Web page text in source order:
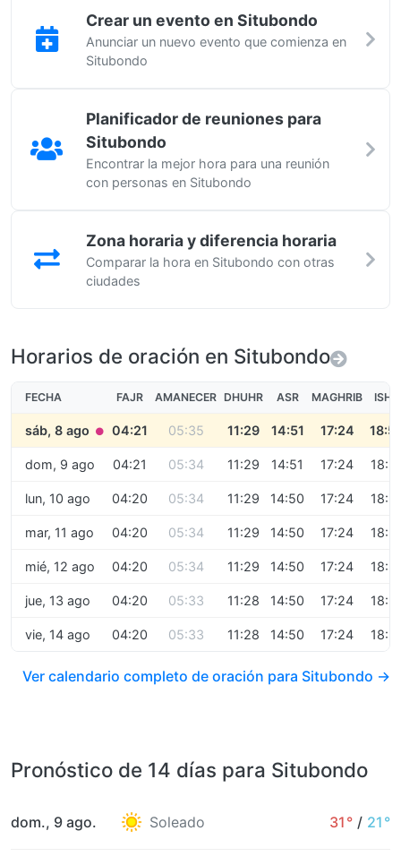
Crear un evento en Situbondo
Anunciar un nuevo evento que comienza en
Situbondo
Planificador de reuniones para
Situbondo
Encontrar la mejor hora para una reunión
con personas en Situbondo
Zona horaria y diferencia horaria
Comparar la hora en Situbondo con otras
ciudades
Horarios de oración en Situbondo
FECHA FAJR AMANECER DHUHR ASR MAGHRIB ISHA
sáb, 8 ago ● 04:21 05:35 11:29 14:51 17:24
dom, 9 ago 04:21 05:34 11:29 14:51 17:24
lun, 10 ago 04:20 05:34 11:29 14:50 17:24
mar, 11 ago 04:20 05:34 11:29 14:50 17:24
mié, 12 ago 04:20 05:34 11:29 14:50 17:24
jue, 13 ago 04:20 05:33 11:28 14:50 17:24
vie, 14 ago 04:20 05:33 11:28 14:50 17:24
Ver calendario completo de oración para Situbondo →
Pronóstico de 14 días para Situbondo
dom., 9 ago. Soleado 31° / 21°